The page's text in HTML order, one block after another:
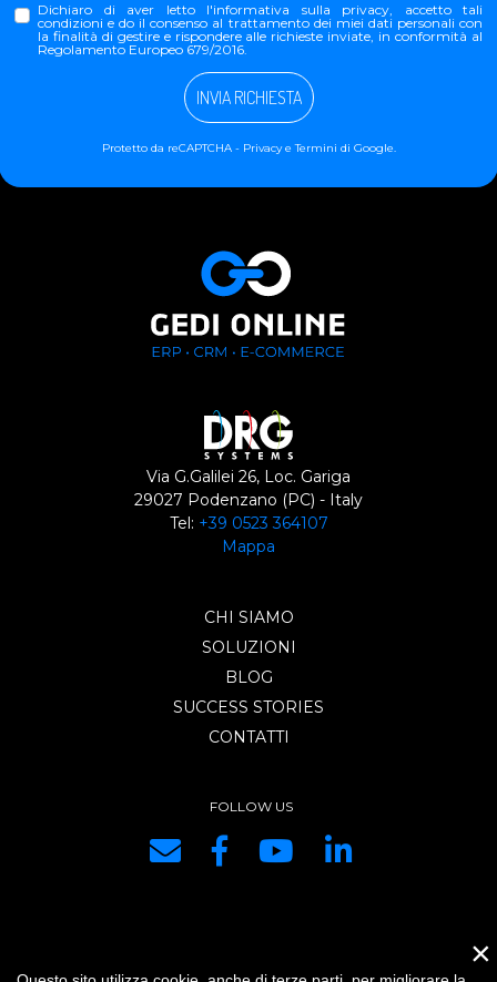
Dichiaro di aver letto l'informativa sulla privacy, accetto tali
condizioni e do il consenso al trattamento dei miei dati personali con
la finalità di gestire e rispondere alle richieste inviate, in conformità al
Regolamento Europeo 679/2016.
INVIA RICHIESTA
Protetto da reCAPTCHA - PrivacyeTermini di Google.
Via G.Galilei 26, Loc. Gariga
29027 Podenzano (PC) - Italy
Tel: +39 0523 364107
Mappa
CHI SIAMO
SOLUZIONI
BLOG
SUCCESS STORIES
CONTATTI
FOLLOW US
DRG SYSTEMS srl | P.IVA e C.F. IT01334440334 | REA di PC 153421 | ×